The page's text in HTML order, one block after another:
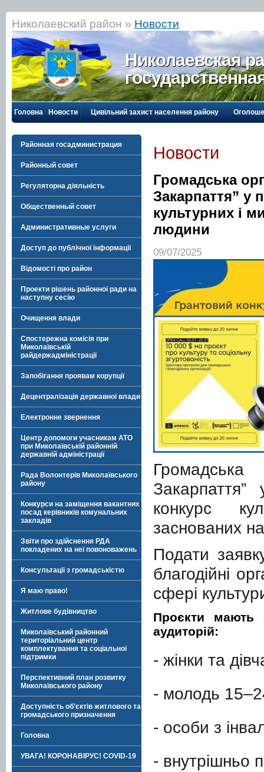
Николаевский район » Новости
Николаевская
Головна Новости Цивільний захист населення району
Районная госадминистрация
Районный совет
Регуляторна діяльність
Общественный совет
Административные услуги
Доступ до публічної інформації
Відомості про район
Проекти рішень районної ради на
наступну сесію
Очищення влади
Спостережна комісія при
Миколаївській
райдержадміністрації
Запобігання проявам корупції
Децентралізація державної влади
Електронне звернення
Центр допомоги учасникам АТО
при Миколаївській районній
державній адміністрації
Рада Волонтерів Миколаївського
району
Конкурси на заміщення вакантних
посад керівників комунальних
закладів
Звіти про здійснення РДА
покладених на неї повоноважень
Консультації з громадськістю
Я маю право!
Житлове будівництво
Миколаївський районний
територіальний центр
комплектування та соціальної
підтримки
Перспективний план розвитку
Миколаївського району
Доступність об’єктів житлового та
громадського призначення
Головна
УВАГА! КОРОНАВІРУС! COVID-19
Новости
Громадська
Закарпаття” у
культурних і
людини
09/07/2025
Громадська
конкурс
заснованих
Подати
благодійні
сфері
Проєкти мають
аудиторій:
- жінки та
- молодь
- особи з
- внутрішньо